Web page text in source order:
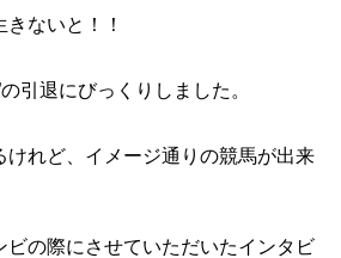
ないと！！
引退にびっくりしました。
けれど、イメージ通りの競馬が出来
ビの際にさせていただいたインタビ